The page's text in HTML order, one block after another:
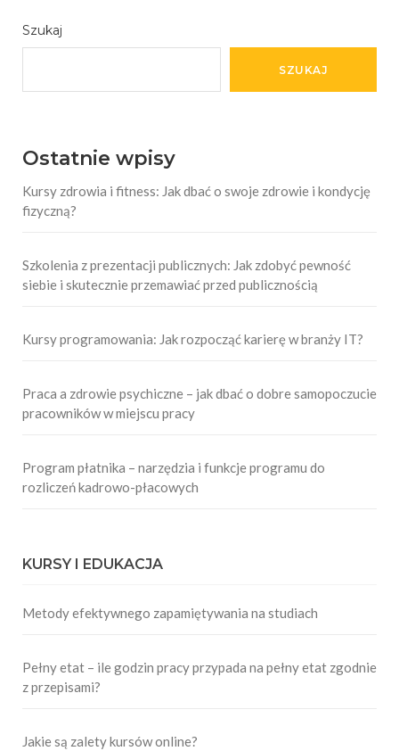
Szukaj
SZUKAJ
Ostatnie wpisy
Kursy zdrowia i fitness: Jak dbać o swoje zdrowie i kondycję
fizyczną?
Szkolenia z prezentacji publicznych: Jak zdobyć pewność
siebie i skutecznie przemawiać przed publicznością
Kursy programowania: Jak rozpocząć karierę w branży IT?
Praca a zdrowie psychiczne – jak dbać o dobre samopoczucie
pracowników w miejscu pracy
Program płatnika – narzędzia i funkcje programu do
rozliczeń kadrowo-płacowych
KURSY I EDUKACJA
Metody efektywnego zapamiętywania na studiach
Pełny etat – ile godzin pracy przypada na pełny etat zgodnie
z przepisami?
Jakie są zalety kursów online?